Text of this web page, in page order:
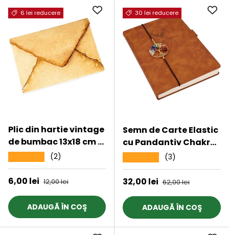
6 lei reducere
Plic din hartie vintage
de bumbac 13x18 cm -
Eleganta si
rafinament
(2)
Preț de vânzare
6,00 lei Preț obișnuit
12,00 lei
ADAUGĂ ÎN COŞ
30 lei reducere
Semn de Carte Elastic
cu Pandantiv Chakra
'Arborele Vietii'
Companion de
Lectura Ideal pentru
(3)
Preț de vânzare
32,00 lei Preț obișnuit
62,00 lei
ADAUGĂ ÎN COŞ